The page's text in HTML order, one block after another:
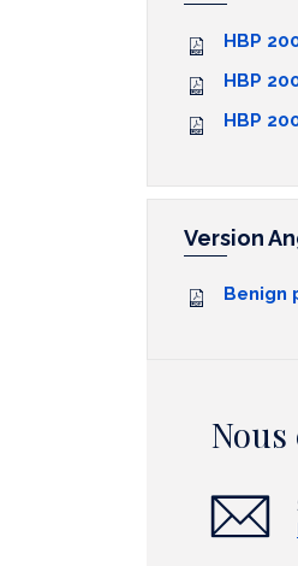
HBP
HBP
HBP
Version
Benign